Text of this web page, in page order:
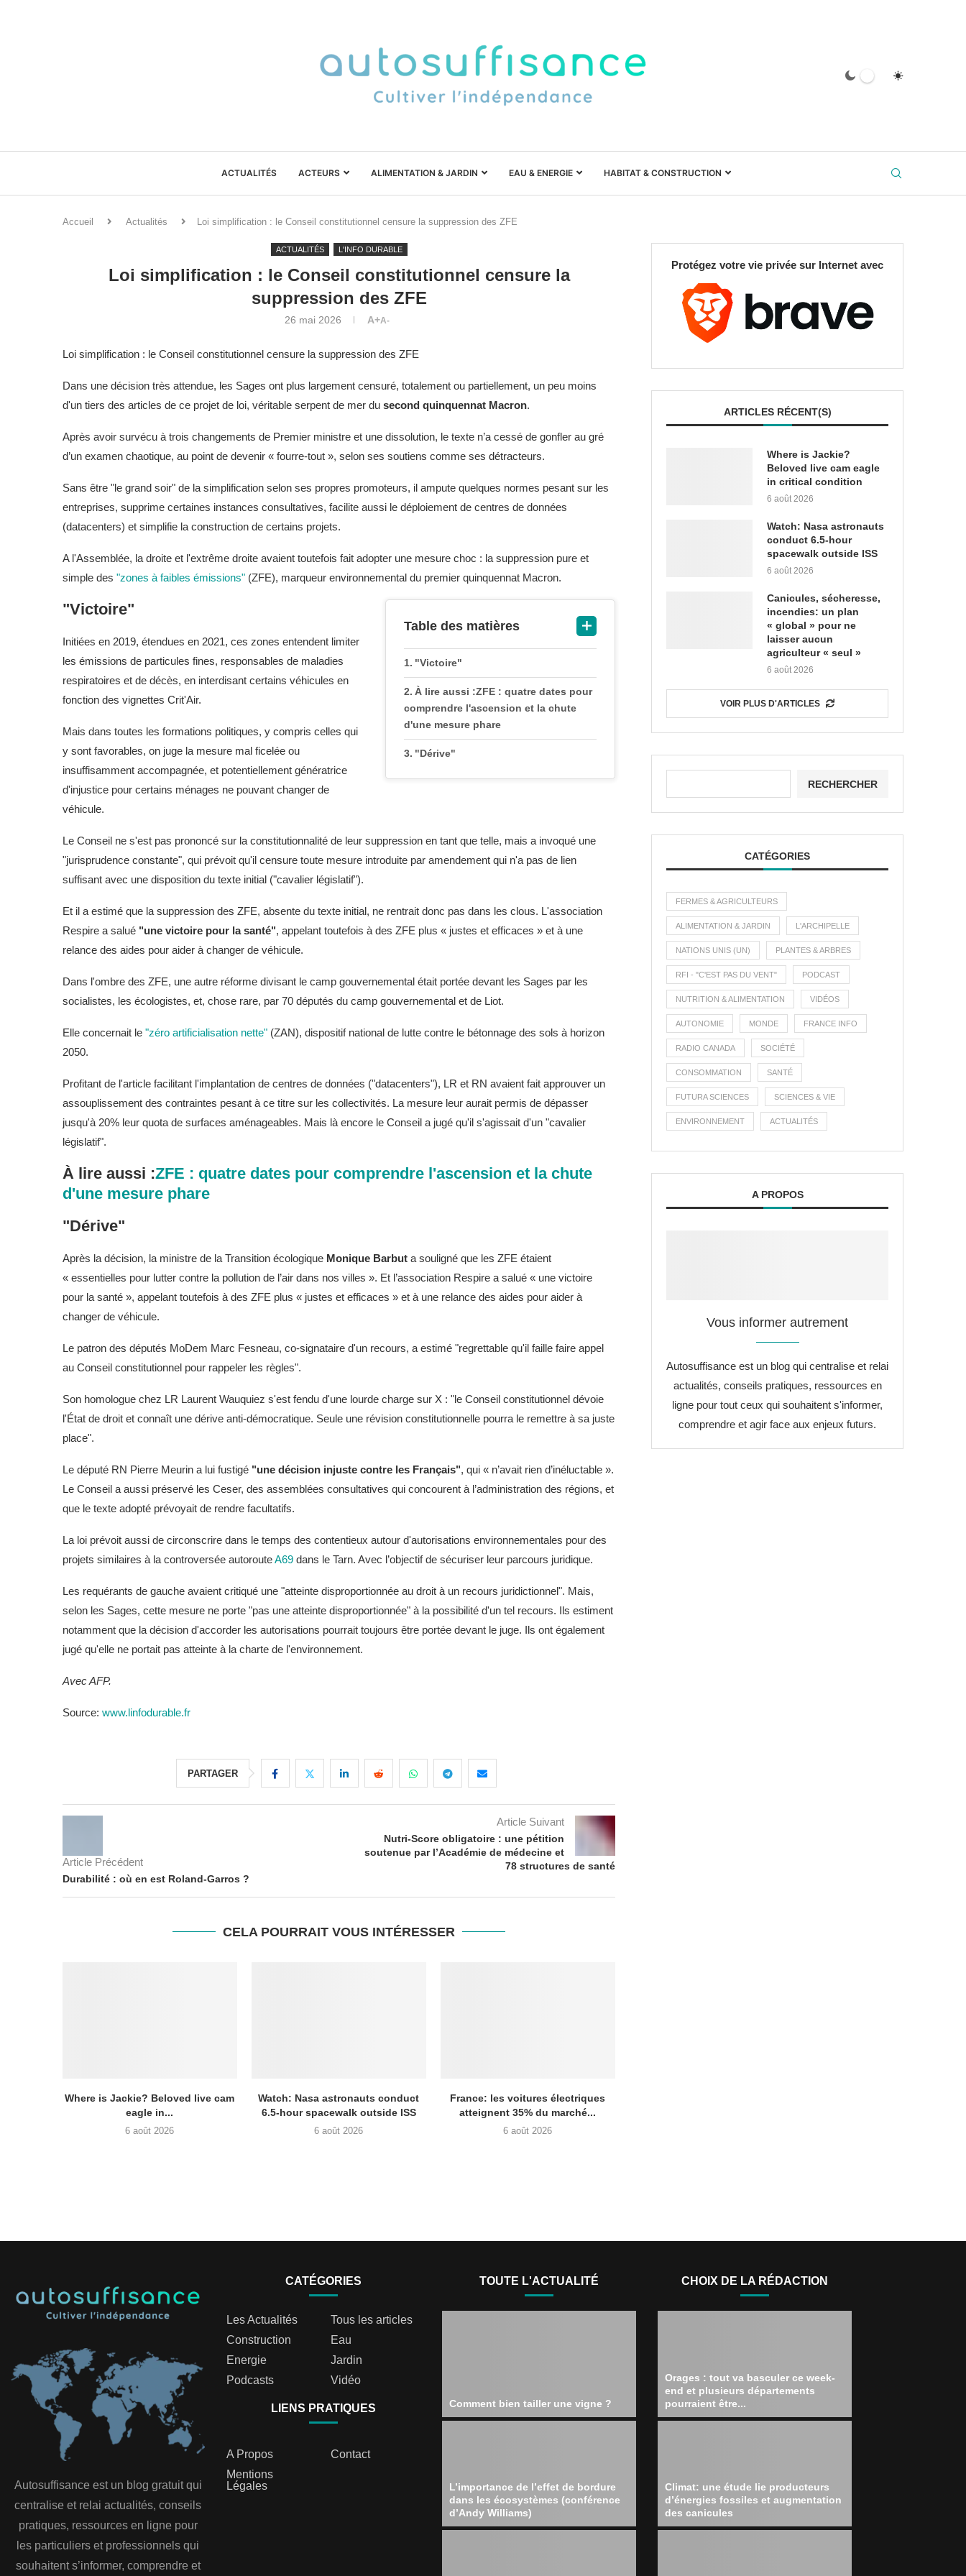
ACTUALITÉS ACTEURS ALIMENTATION & JARDIN EAU & ENERGIE HABITAT & CONSTRUCTION
Accueil Actualités Loi simplification : le Conseil constitutionnel censure la suppression des ZFE
ACTUALITÉS L'INFO DURABLE
Loi simplification : le Conseil constitutionnel censure la
suppression des ZFE
26 mai 2026 A+A-
Loi simplification : le Conseil constitutionnel censure la suppression des ZFE
Dans une décision très attendue, les Sages ont plus largement censuré, totalement ou partiellement, un peu moins
d'un tiers des articles de ce projet de loi, véritable serpent de mer du second quinquennat Macron.
Après avoir survécu à trois changements de Premier ministre et une dissolution, le texte n’a cessé de gonfler au gré
d’un examen chaotique, au point de devenir « fourre-tout », selon ses soutiens comme ses détracteurs.
Sans être "le grand soir" de la simplification selon ses propres promoteurs, il ampute quelques normes pesant sur les
entreprises, supprime certaines instances consultatives, facilite aussi le déploiement de centres de données
(datacenters) et simplifie la construction de certains projets.
A l'Assemblée, la droite et l'extrême droite avaient toutefois fait adopter une mesure choc : la suppression pure et
simple des "zones à faibles émissions" (ZFE), marqueur environnemental du premier quinquennat Macron.
Table des matières
"Victoire"
À lire aussi :ZFE : quatre dates pour
comprendre l'ascension et la chute
d'une mesure phare
"Dérive"
"Victoire"
Initiées en 2019, étendues en 2021, ces zones entendent limiter
les émissions de particules fines, responsables de maladies
respiratoires et de décès, en interdisant certains véhicules en
fonction des vignettes Crit'Air.
Mais dans toutes les formations politiques, y compris celles qui
y sont favorables, on juge la mesure mal ficelée ou
insuffisamment accompagnée, et potentiellement génératrice
d'injustice pour certains ménages ne pouvant changer de
véhicule.
Le Conseil ne s'est pas prononcé sur la constitutionnalité de leur suppression en tant que telle, mais a invoqué une
"jurisprudence constante", qui prévoit qu'il censure toute mesure introduite par amendement qui n'a pas de lien
suffisant avec une disposition du texte initial ("cavalier législatif").
Et il a estimé que la suppression des ZFE, absente du texte initial, ne rentrait donc pas dans les clous. L'association
Respire a salué "une victoire pour la santé", appelant toutefois à des ZFE plus « justes et efficaces » et à une
relance des aides pour aider à changer de véhicule.
Dans l'ombre des ZFE, une autre réforme divisant le camp gouvernemental était portée devant les Sages par les
socialistes, les écologistes, et, chose rare, par 70 députés du camp gouvernemental et de Liot.
Elle concernait le "zéro artificialisation nette" (ZAN), dispositif national de lutte contre le bétonnage des sols à horizon
2050.
Profitant de l'article facilitant l'implantation de centres de données ("datacenters"), LR et RN avaient fait approuver un
assouplissement des contraintes pesant à ce titre sur les collectivités. La mesure leur aurait permis de dépasser
jusqu'à 20% leur quota de surfaces aménageables. Mais là encore le Conseil a jugé qu'il s'agissait d'un "cavalier
législatif".
À lire aussi :ZFE : quatre dates pour comprendre l'ascension et la chute
d'une mesure phare
"Dérive"
Après la décision, la ministre de la Transition écologique Monique Barbut a souligné que les ZFE étaient
« essentielles pour lutter contre la pollution de l’air dans nos villes ». Et l’association Respire a salué « une victoire
pour la santé », appelant toutefois à des ZFE plus « justes et efficaces » et à une relance des aides pour aider à
changer de véhicule.
Le patron des députés MoDem Marc Fesneau, co-signataire d'un recours, a estimé "regrettable qu'il faille faire appel
au Conseil constitutionnel pour rappeler les règles".
Son homologue chez LR Laurent Wauquiez s'est fendu d'une lourde charge sur X : "le Conseil constitutionnel dévoie
l'État de droit et connaît une dérive anti-démocratique. Seule une révision constitutionnelle pourra le remettre à sa juste
place".
Le député RN Pierre Meurin a lui fustigé "une décision injuste contre les Français", qui « n’avait rien d’inéluctable ».
Le Conseil a aussi préservé les Ceser, des assemblées consultatives qui concourent à l’administration des régions, et
que le texte adopté prévoyait de rendre facultatifs.
La loi prévoit aussi de circonscrire dans le temps des contentieux autour d'autorisations environnementales pour des
projets similaires à la controversée autorouteA69 dans le Tarn. Avec l’objectif de sécuriser leur parcours juridique.
Les requérants de gauche avaient critiqué une "atteinte disproportionnée au droit à un recours juridictionnel". Mais,
selon les Sages, cette mesure ne porte "pas une atteinte disproportionnée" à la possibilité d'un tel recours. Ils estiment
notamment que la décision d'accorder les autorisations pourrait toujours être portée devant le juge. Ils ont également
jugé qu'elle ne portait pas atteinte à la charte de l'environnement.
Avec AFP.
Source: www.linfodurable.fr
PARTAGER
Article Précédent
Durabilité : où en est Roland-Garros ?
Article Suivant
Nutri-Score obligatoire : une pétition
soutenue par l’Académie de médecine et
78 structures de santé
CELA POURRAIT VOUS INTÉRESSER
Where is Jackie? Beloved live cam
eagle in...
6 août 2026
Watch: Nasa astronauts conduct
6.5-hour spacewalk outside ISS
6 août 2026
France: les voitures électriques
atteignent 35% du marché...
6 août 2026
Protégez votre vie privée sur Internet avec
ARTICLES RÉCENT(S)
Where is Jackie?
Beloved live cam eagle
in critical condition
6 août 2026
Watch: Nasa astronauts
conduct 6.5-hour
spacewalk outside ISS
6 août 2026
Canicules, sécheresse,
incendies: un plan
« global » pour ne
laisser aucun
agriculteur « seul »
6 août 2026
VOIR PLUS D'ARTICLES
RECHERCHER
CATÉGORIES
FERMES & AGRICULTEURS
ALIMENTATION & JARDIN L'ARCHIPELLE
NATIONS UNIS (UN) PLANTES & ARBRES
RFI - "C'EST PAS DU VENT" PODCAST
NUTRITION & ALIMENTATION VIDÉOS
AUTONOMIE MONDE FRANCE INFO
RADIO CANADA SOCIÉTÉ
CONSOMMATION SANTÉ
FUTURA SCIENCES SCIENCES & VIE
ENVIRONNEMENT ACTUALITÉS
A PROPOS
Vous informer autrement
Autosuffisance est un blog qui centralise et relai
actualités, conseils pratiques, ressources en
ligne pour tout ceux qui souhaitent s'informer,
comprendre et agir face aux enjeux futurs.
Autosuffisance est un blog gratuit qui
centralise et relai actualités, conseils
pratiques, ressources en ligne pour
les particuliers et professionnels qui
souhaitent s’informer, comprendre et
CATÉGORIES
Les Actualités
Tous les articles
Construction
Eau
Energie
Jardin
Podcasts
Vidéo
LIENS PRATIQUES
A Propos
Contact
Mentions
Légales
TOUTE L'ACTUALITÉ
Comment bien tailler une vigne ?
L’importance de l’effet de bordure
dans les écosystèmes (conférence
d’Andy Williams)
CHOIX DE LA RÉDACTION
Orages : tout va basculer ce week-
end et plusieurs départements
pourraient être...
Climat: une étude lie producteurs
d’énergies fossiles et augmentation
des canicules